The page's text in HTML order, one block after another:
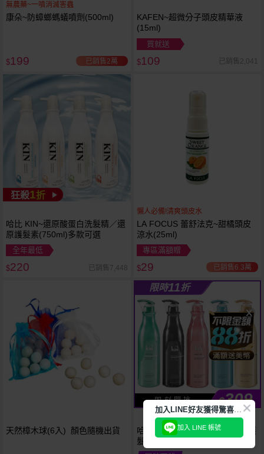
無農藥~一噴消滅害蟲
康朵~防蟑螂螞蟻噴劑(500ml)
$199 已銷售2萬
KAFEN~超微分子頭皮精華液
(15ml)
買就送
$109 已銷售2,041
狂殺1折
哈比 KIN~還原酸蛋白洗髮精／還
原護髮素(750ml)多款可選
全年最低
$220 已銷售7,448
懶人必備!清爽頭皮水
LA FOCUS 蕾舒法克~甜橘頭皮
涼水(25ml)
專區滿額贈
$29 已銷售6.3萬
天然樟木球(6入) 顏色隨機出貨
限時11折
即 刻 開 搶 $309
哈比 KIN~卡碧絲頂級洗髮精／護
髮素／沐浴乳(900ml) 款式可選
加
入LINE好友獲得驚喜折扣!
加入 LINE 帳號